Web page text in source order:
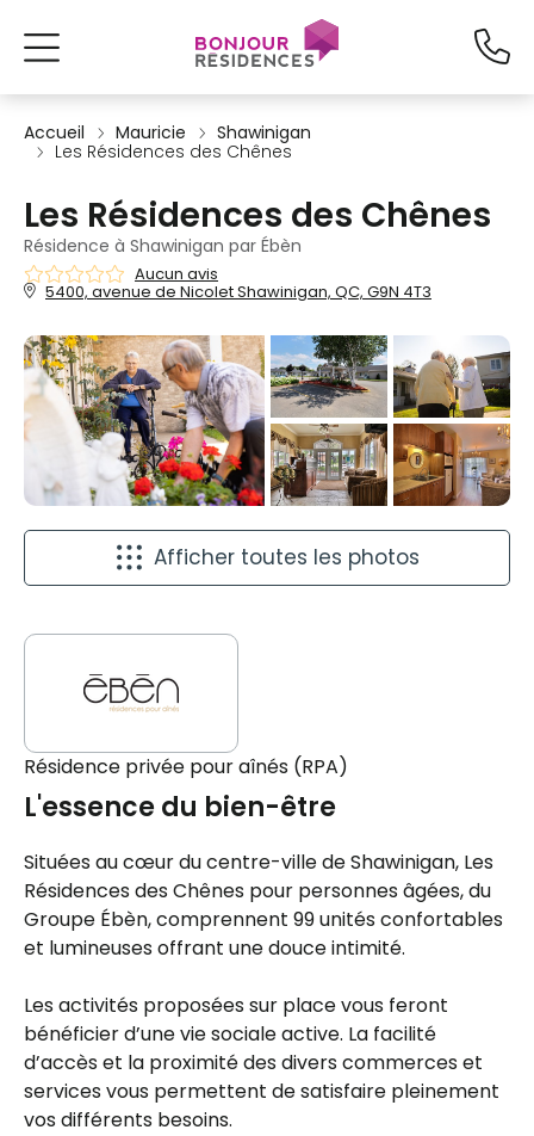
Accueil Mauricie
Shawinigan
Les Résidences des Chênes
Les Résidences des Chênes
Résidence à Shawinigan par Ébèn
Aucun avis
5400, avenue de Nicolet Shawinigan, QC, G9N 4T3
Afficher toutes les photos
Résidence privée pour aînés (RPA)
L'essence du bien-être
Situées au cœur du centre-ville de Shawinigan, Les
Résidences des Chênes pour personnes âgées, du
Groupe Ébèn, comprennent 99 unités confortables
et lumineuses offrant une douce intimité.
Les activités proposées sur place vous feront
bénéficier d’une vie sociale active. La facilité
d’accès et la proximité des divers commerces et
services vous permettent de satisfaire pleinement
vos différents besoins.